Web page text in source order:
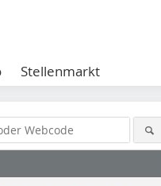
Stellenmarkt